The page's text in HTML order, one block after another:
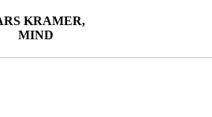
KRAMER,
MIND